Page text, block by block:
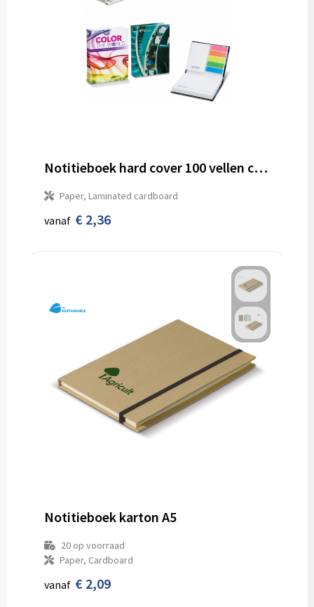
Notitieboek hard cover 100 vellen customized
Paper, Laminated cardboard
vanaf € 2,36
Notitieboek karton A5
20op voorraad
Paper, Cardboard
vanaf € 2,09